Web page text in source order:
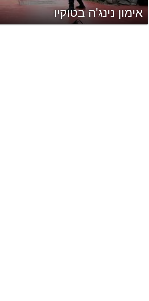
אימון נינג'ה בטוקיו